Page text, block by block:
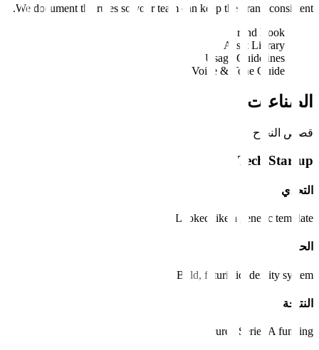
We document the rules so your team can keep the brand consistent.
Brand Book
Asset Library
Usage Guidelines
Voice & Tone Guide
الصناعات
قصص النجاح
Tech Startup
التحدي
Looked like a generic template.
الحل
Bold, futuristic identity system.
النتيجة
Secured Series A funding.